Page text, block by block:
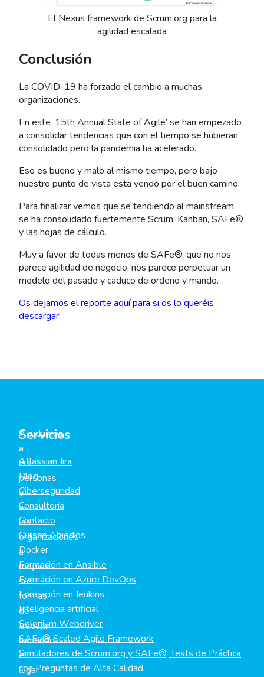
El Nexus framework de Scrum.org para la
agilidad escalada
Conclusión
La COVID-19 ha forzado el cambio a muchas
organizaciones.
En este ’15th Annual State of Agile’ se han empezado
a consolidar tendencias que con el tiempo se hubieran
consolidado pero la pandemia ha acelerado.
Eso es bueno y malo al mismo tiempo, pero bajo
nuestro punto de vista esta yendo por el buen camino.
Para finalizar vemos que se tendiendo al mainstream,
se ha consolidado fuertemente Scrum, Kanban, SAFe®
y las hojas de cálculo.
Muy a favor de todas menos de SAFe®, que no nos
parece agilidad de negocio, nos parece perpetuar un
modelo del pasado y caduco de ordeno y mando.
Os dejamos el reporte aquí para si os lo queréis
descargar.
Ayudamos
a
las
personas
y
a
las
organizaciones
a
mejorar
sus
formas
de
trabajar,
haciendo
el
lugar
Servicios
Atlassian Jira
Blog
Ciberseguridad
Consultoría
Contacto
Cursos Abiertos
Docker
Formación en Ansible
Formación en Azure DevOps
Formación en Jenkins
Inteligencia artificial
Selenium Webdriver
SAFe® Scaled Agile Framework
Simuladores de Scrum.org y SAFe®, Tests de Práctica
con Preguntas de Alta Calidad